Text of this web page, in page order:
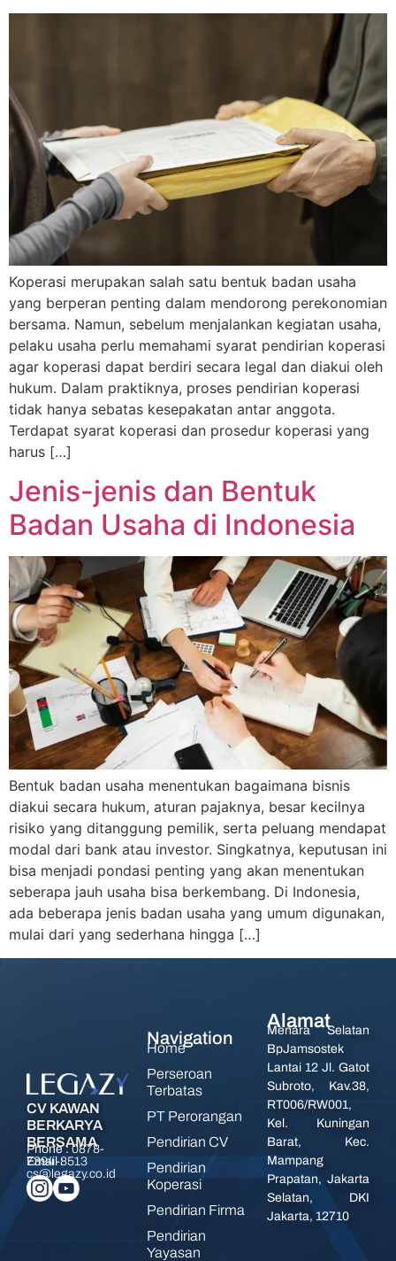
Koperasi merupakan salah satu bentuk badan usaha
yang berperan penting dalam mendorong perekonomian
bersama. Namun, sebelum menjalankan kegiatan usaha,
pelaku usaha perlu memahami syarat pendirian koperasi
agar koperasi dapat berdiri secara legal dan diakui oleh
hukum. Dalam praktiknya, proses pendirian koperasi
tidak hanya sebatas kesepakatan antar anggota.
Terdapat syarat koperasi dan prosedur koperasi yang
harus […]
Jenis-jenis dan Bentuk
Badan Usaha di Indonesia
Bentuk badan usaha menentukan bagaimana bisnis
diakui secara hukum, aturan pajaknya, besar kecilnya
risiko yang ditanggung pemilik, serta peluang mendapat
modal dari bank atau investor. Singkatnya, keputusan ini
bisa menjadi pondasi penting yang akan menentukan
seberapa jauh usaha bisa berkembang. Di Indonesia,
ada beberapa jenis badan usaha yang umum digunakan,
mulai dari yang sederhana hingga […]
CV KAWAN
BERKARYA
BERSAMA
Phone :0878-
7394-8513
Email :
cs@legazy.co.id
Navigation
Home
Perseroan
Terbatas
PT Perorangan
Pendirian CV
Pendirian
Koperasi
Pendirian Firma
Pendirian
Yayasan
Alamat
Menara Selatan
BpJamsostek
Lantai 12 Jl. Gatot
Subroto, Kav.38,
RT006/RW001,
Kel. Kuningan
Barat, Kec.
Mampang
Prapatan, Jakarta
Selatan, DKI
Jakarta, 12710